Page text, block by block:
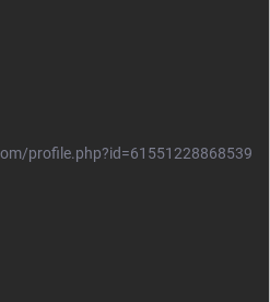
profile.php?id=61551228868539